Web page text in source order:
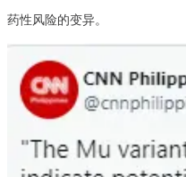
药性风险的变异。